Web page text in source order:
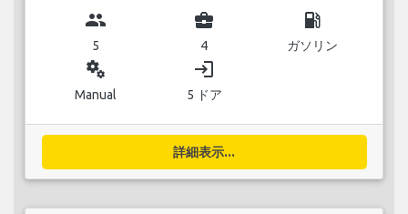
group
5
business_center
4
local_gas_station
ガソリン
miscellaneous_services
Manual
login
5 ドア
詳細表示...